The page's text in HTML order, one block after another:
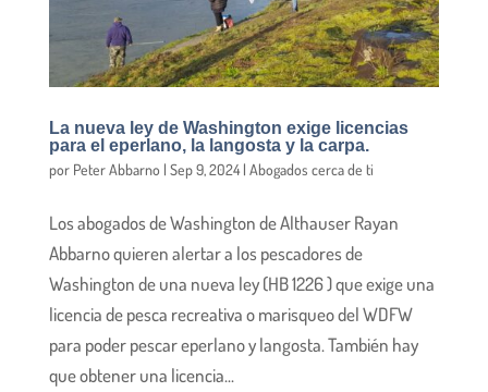
La nueva ley de Washington exige licencias
para el eperlano, la langosta y la carpa.
por Peter Abbarno | Sep 9, 2024| Abogados cerca de ti
Los abogados de Washington de Althauser Rayan
Abbarno quieren alertar a los pescadores de
Washington de una nueva ley (HB 1226 ) que exige una
licencia de pesca recreativa o marisqueo del WDFW
para poder pescar eperlano y langosta. También hay
que obtener una licencia...